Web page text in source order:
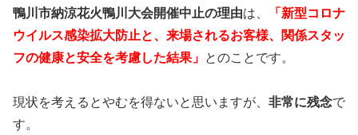
鴨川市納涼花火鴨川大会開催中止の理由は、
「新型コロナ
ウイルス感染拡大防止と、来場されるお客様、関係スタッ
フの健康と安全を考慮した結果」 とのことです。
現状を考えるとやむを得ないと思いますが、 非常に残念で
す。